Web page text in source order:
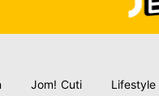
Jom! Cuti Lifestyle